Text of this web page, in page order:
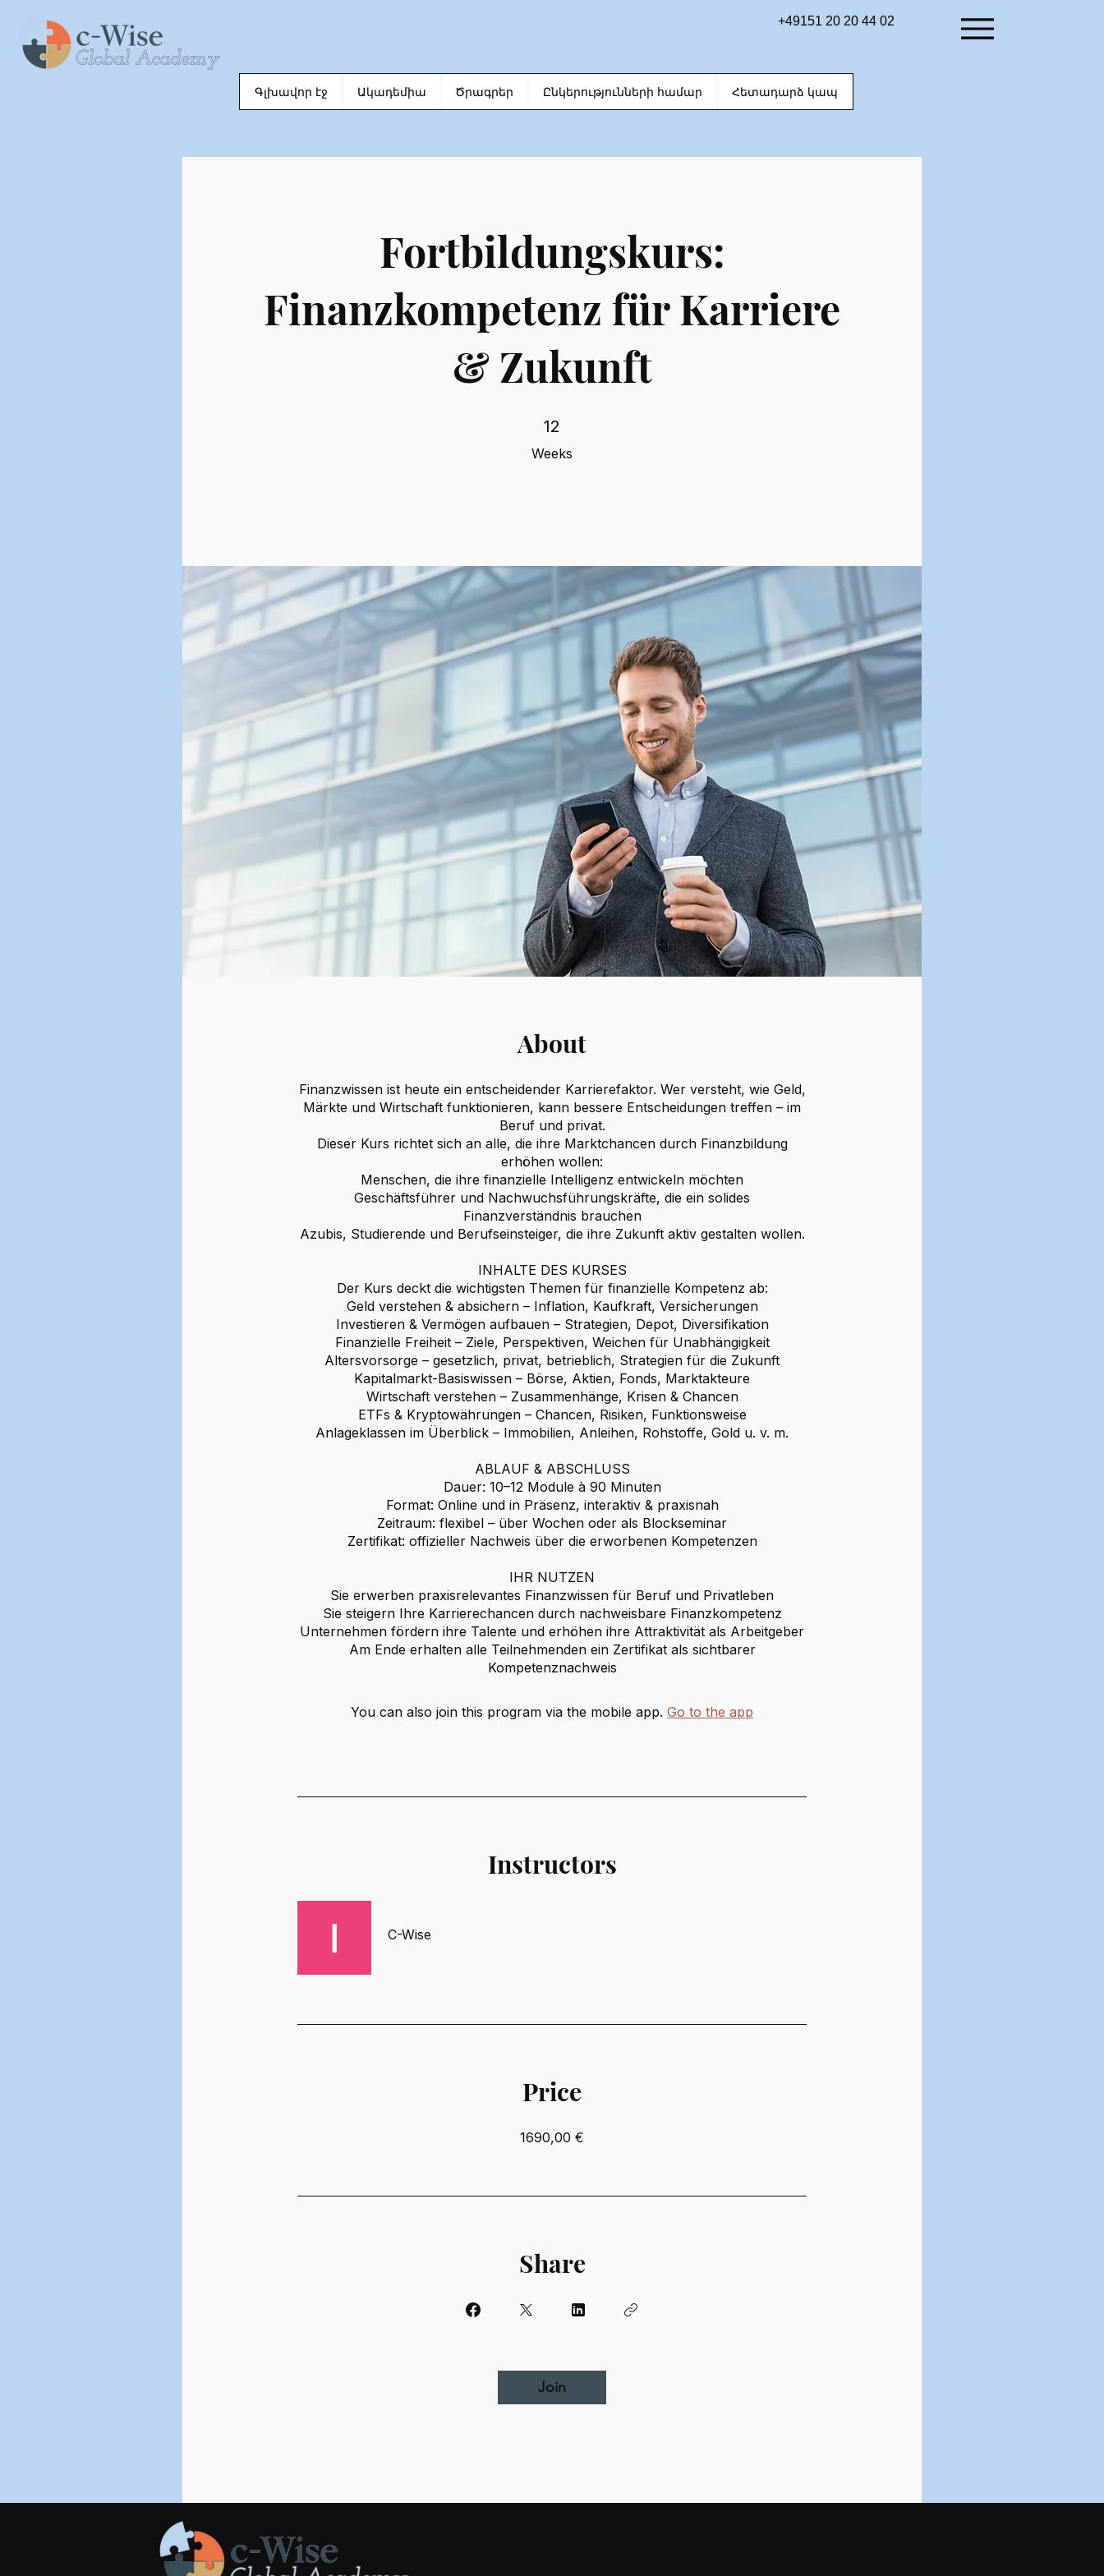
+49151 20 20 44 02
Գլխավոր էջ Ակադեմիա Ծրագրեր Ընկերությունների համար Հետադարձ կապ
Fortbildungskurs:
Finanzkompetenz für Karriere
& Zukunft
12
Weeks
12 Weeks
About
Finanzwissen ist heute ein entscheidender Karrierefaktor. Wer versteht, wie Geld,
Märkte und Wirtschaft funktionieren, kann bessere Entscheidungen treffen – im
Beruf und privat.
Dieser Kurs richtet sich an alle, die ihre Marktchancen durch Finanzbildung
erhöhen wollen:
Menschen, die ihre finanzielle Intelligenz entwickeln möchten
Geschäftsführer und Nachwuchsführungskräfte, die ein solides
Finanzverständnis brauchen
Azubis, Studierende und Berufseinsteiger, die ihre Zukunft aktiv gestalten wollen.
INHALTE DES KURSES
Der Kurs deckt die wichtigsten Themen für finanzielle Kompetenz ab:
Geld verstehen & absichern – Inflation, Kaufkraft, Versicherungen
Investieren & Vermögen aufbauen – Strategien, Depot, Diversifikation
Finanzielle Freiheit – Ziele, Perspektiven, Weichen für Unabhängigkeit
Altersvorsorge – gesetzlich, privat, betrieblich, Strategien für die Zukunft
Kapitalmarkt-Basiswissen – Börse, Aktien, Fonds, Marktakteure
Wirtschaft verstehen – Zusammenhänge, Krisen & Chancen
ETFs & Kryptowährungen – Chancen, Risiken, Funktionsweise
Anlageklassen im Überblick – Immobilien, Anleihen, Rohstoffe, Gold u. v. m.
ABLAUF & ABSCHLUSS
Dauer: 10–12 Module à 90 Minuten
Format: Online und in Präsenz, interaktiv & praxisnah
Zeitraum: flexibel – über Wochen oder als Blockseminar
Zertifikat: offizieller Nachweis über die erworbenen Kompetenzen
IHR NUTZEN
Sie erwerben praxisrelevantes Finanzwissen für Beruf und Privatleben
Sie steigern Ihre Karrierechancen durch nachweisbare Finanzkompetenz
Unternehmen fördern ihre Talente und erhöhen ihre Attraktivität als Arbeitgeber
Am Ende erhalten alle Teilnehmenden ein Zertifikat als sichtbarer
Kompetenznachweis
You can also join this program via the mobile app. Go to the app
Instructors
C-Wise
Price
1690,00 €
Share
Join